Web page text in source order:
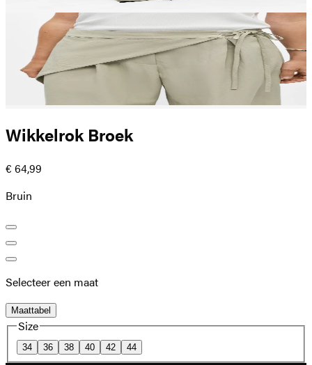
Wikkelrok Broek
€ 64,99
Bruin
Selecteer een maat
Maattabel
Size
34 36 38 40 42 44